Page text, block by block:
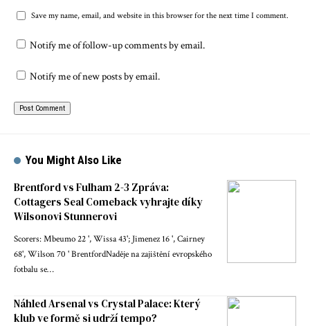
Save my name, email, and website in this browser for the next time I comment.
Notify me of follow-up comments by email.
Notify me of new posts by email.
You Might Also Like
Brentford vs Fulham 2-3 Zpráva:
Cottagers Seal Comeback vyhrajte díky
Wilsonovi Stunnerovi
Scorers: Mbeumo 22 ', Wissa 43'; Jimenez 16 ', Cairney
68', Wilson 70 ' BrentfordNaděje na zajištění evropského
fotbalu se…
Náhled Arsenal vs Crystal Palace: Který
klub ve formě si udrží tempo?